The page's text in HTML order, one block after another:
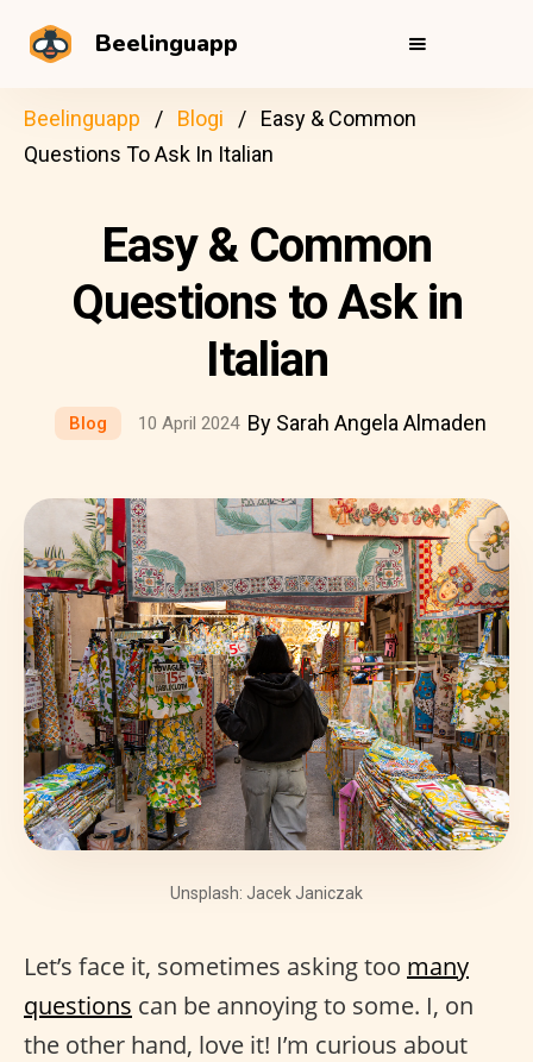
Beelinguapp
Beelinguapp Blogi
Easy & Common
Questions To Ask In Italian
Easy & Common
Questions to Ask in
Italian
Blog 10 April 2024 By Sarah Angela Almaden
Unsplash: Jacek Janiczak
Let’s face it, sometimes asking too many
questions can be annoying to some. I, on
the other hand, love it! I’m curious about